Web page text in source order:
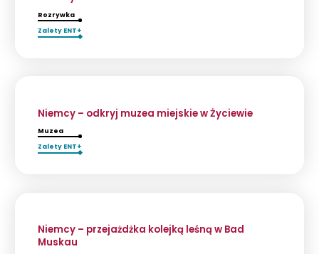
Rozrywka
Zalety ENT+
Niemcy – odkryj muzea miejskie w Życiewie
Muzea
Zalety ENT+
Niemcy – przejażdżka kolejką leśną w Bad
Muskau